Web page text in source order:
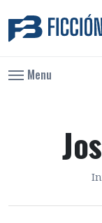
Menu